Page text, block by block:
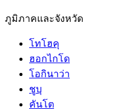
ภูมิภาคและจังหวัด
โทโฮคุ
ฮอกไกโด
โอกินาว่า
ชูบุ
คันโต